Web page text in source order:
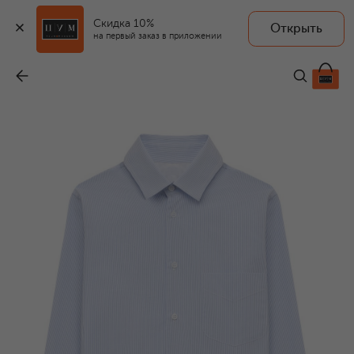
Скидка 10%
на первый заказ в приложении
Открыть
12 950 ₽